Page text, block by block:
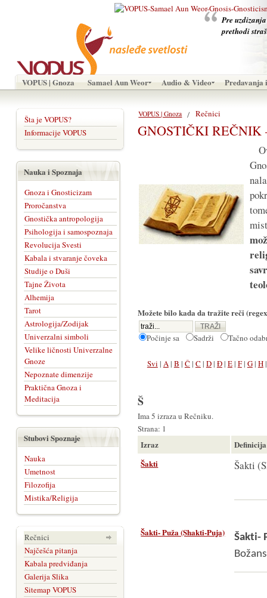
Pre
prethodi
VOPUS | Gnoza Samael Aun Weor Audio & Video Predavanja
VOPUS | Gnoza Rečnici
GNOSTIČKI REČNIK
Možete bilo kada da tražite reči
Počinje sa Sadrži Tačno
Svi | A| B | Č | C | D| Đ| E| F| G| H
Š
Ima 5 izraza u Rečniku.
Strana: 1
Izraz
Definicija
Šakti
Šakti
Šakti- Puža (Shakti-Puja)
Šakti-
Šta je VOPUS?
Informacije VOPUS
Nauka i Spoznaja
Gnoza i Gnosticizam
Proročanstva
Gnostička antropologija
Psihologija i samospoznaja
Revolucija Svesti
Kabala i stvaranje čoveka
Studije o Duši
Tajne Života
Alhemija
Tarot
Astrologija/Zodijak
Univerzalni simboli
Velike ličnosti Univerzalne
Gnoze
Nepoznate dimenzije
Praktična Gnoza i
Meditacija
Stubovi Spoznaje
Nauka
Umetnost
Filozofija
Mistika/Religija
Rečnici
Najčešća pitanja
Kabala predviđanja
Galerija Slika
Sitemap VOPUS